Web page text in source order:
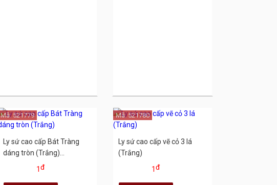
Ly sứ cao cấp Bát Tràng
dáng tròn (Trắng)...
1đ
Mã: 521779
Ly sứ cao cấp vẽ cỏ 3 lá
(Trắng)
1đ
Mã: 521780